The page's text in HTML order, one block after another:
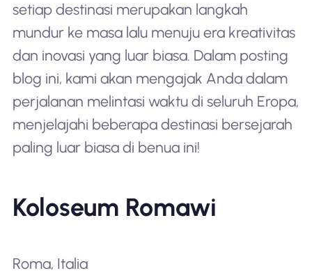
setiap destinasi merupakan langkah
mundur ke masa lalu menuju era kreativitas
dan inovasi yang luar biasa. Dalam posting
blog ini, kami akan mengajak Anda dalam
perjalanan melintasi waktu di seluruh Eropa,
menjelajahi beberapa destinasi bersejarah
paling luar biasa di benua ini!
Koloseum Romawi
Roma, Italia